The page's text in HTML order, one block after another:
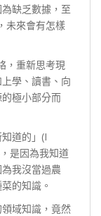
缺乏數據，至
未來會有怎樣
，重新思考現
學、讀書、向
極小部分而
道的」(I
是因為我知道
我沒當過農
的知識。
域知識，竟然